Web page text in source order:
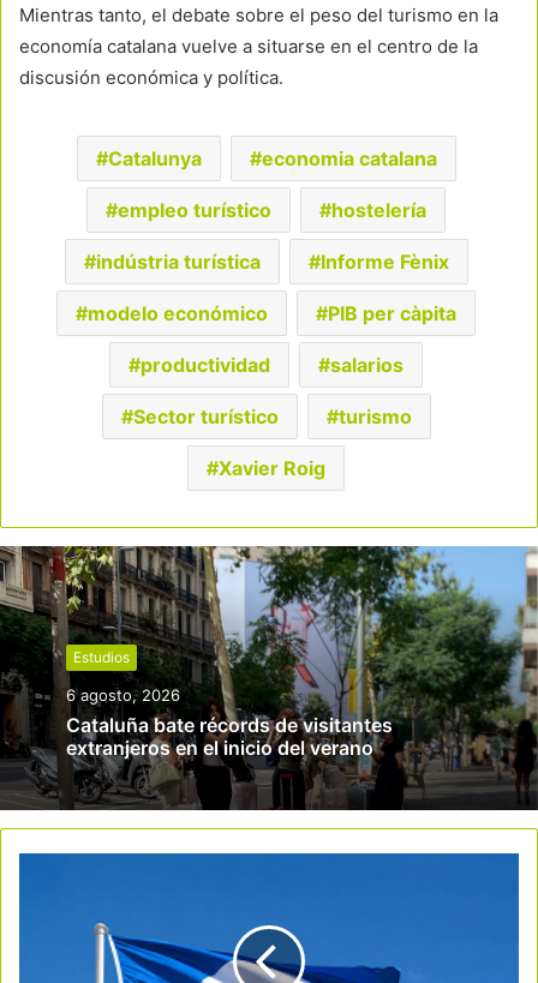
Mientras tanto, el debate sobre el peso del turismo en la
economía catalana vuelve a situarse en el centro de la
discusión económica y política.
Catalunya economia catalana
empleo turístico hostelería
indústria turística Informe Fènix
modelo económico PIB per càpita
productividad salarios
Sector turístico turismo
Xavier Roig
Estudios
6 agosto, 2026
Cataluña bate récords de visitantes
extranjeros en el inicio del verano